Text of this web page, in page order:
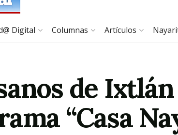
Digital Columnas Artículos
de
“Casa